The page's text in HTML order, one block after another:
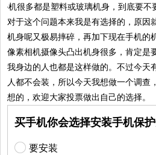
对于这个问题本来我是有选择的，原因
机身呢又极易摔碎，再加下现在手机的
像素相机摄像头凸出机身很多，肯定是
我身边的人也都是这样做的。不过今天
人都不会装，所以今天我想做一个调查
想的，欢迎大家投票做出自己的选择。
买手机你会选择安装手机保
要安装